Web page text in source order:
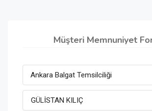
Müşteri Memnuniyet
Ankara Balgat Temsilciliği